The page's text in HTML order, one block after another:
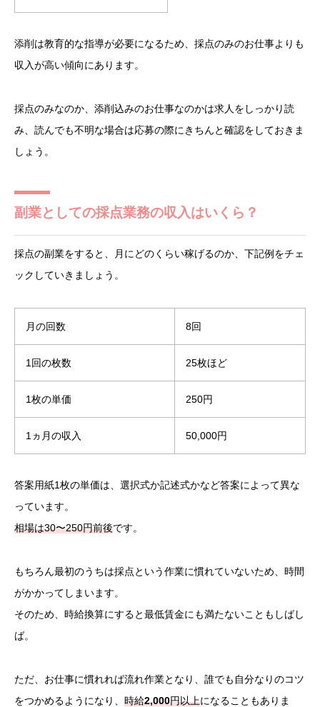
添削は教育的な指導が必要になるため、採点のみのお仕事よりも
収入が高い傾向にあります。
採点のみなのか、添削込みのお仕事なのかは求人をしっかり読
み、読んでも不明な場合は応募の際にきちんと確認をしておきま
しょう。
副業としての採点業務の収入はいくら？
採点の副業をすると、月にどのくらい稼げるのか、下記例をチェ
ックしていきましょう。
月の回数 8回
1回の枚数 25枚ほど
1枚の単価 250円
1ヵ月の収入 50,000円
答案用紙1枚の単価は、選択式か記述式かなど答案によって異な
っています。
相場は30〜250円前後です。
もちろん最初のうちは採点という作業に慣れていないため、時間
がかかってしまいます。
そのため、時給換算にすると最低賃金にも満たないこともしばし
ば。
ただ、お仕事に慣れれば流れ作業となり、誰でも自分なりのコツ
をつかめるようになり、 時給2,000円以上になることもありま